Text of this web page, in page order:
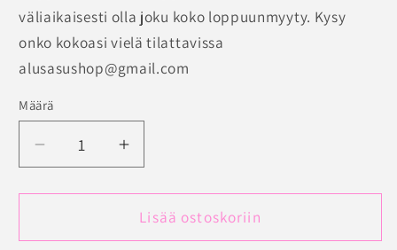
saatavilla saatavilla
väliaikaisesti olla joku koko loppuunmyyty. Kysy
onko kokoasi vielä tilattavissa
alusasushop@gmail.com
Määrä
Määrä
Vähennä
tuotteen
Anita
Osaka
Lisää
tuotteen
Anita
Care
Osaka
Lisää ostoskoriin